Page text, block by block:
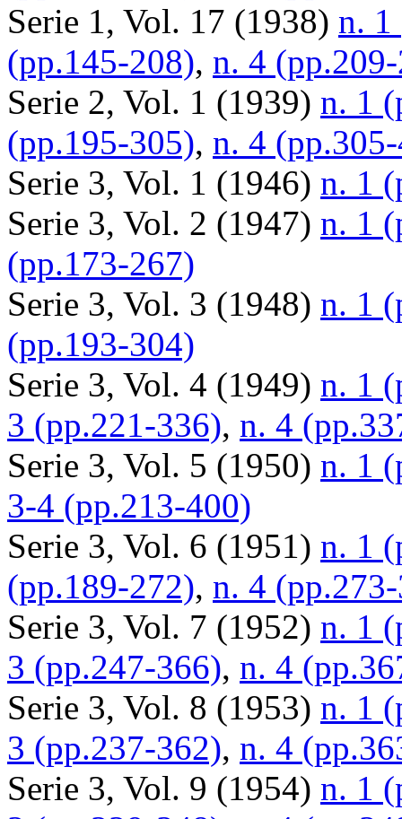
Serie 1, Vol. 17 (1938) n. 1
(pp.145-208), n. 4
Serie 2, Vol. 1 (1939) n. 1
(pp.195-305), n. 4
Serie 3, Vol. 1 (1946) n. 1
Serie 3, Vol. 2 (1947) n. 1
(pp.173-267)
Serie 3, Vol. 3 (1948) n. 1
(pp.193-304)
Serie 3, Vol. 4 (1949) n. 1
3 (pp.221-336), n. 4
Serie 3, Vol. 5 (1950) n. 1
3-4 (pp.213-400)
Serie 3, Vol. 6 (1951) n. 1
(pp.189-272), n. 4
Serie 3, Vol. 7 (1952) n. 1
3 (pp.247-366), n. 4
Serie 3, Vol. 8 (1953) n. 1
3 (pp.237-362), n. 4
Serie 3, Vol. 9 (1954) n. 1